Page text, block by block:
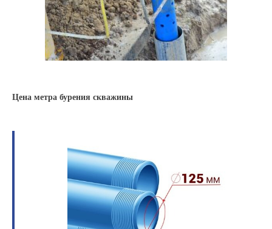
Цена метра бурения скважины